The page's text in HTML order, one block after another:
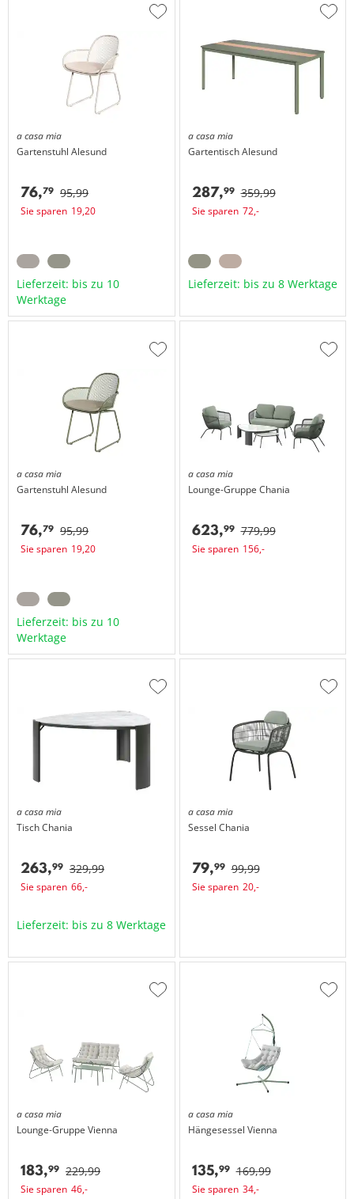
a casa mia
Gartenstuhl Alesund
95,99
76,79
19,20
Sie sparen
Zur
Lieferzeit: bis zu 10
Werktage
a casa mia
GartentischAlesund
359,99
287,99
72,-
Sie sparen
Zur
Lieferzeit: bis zu 8 Werktage
a casa mia
Gartenstuhl Alesund
95,99
76,79
19,20
Sie sparen
Zur
Lieferzeit: bis zu 10
Werktage
a casa mia
Lounge-Gruppe Chania
779,99
623,99
156,-
Sie sparen
Zur
a casa mia
TischChania
329,99
263,99
66,-
Sie sparen
Zur
Lieferzeit: bis zu 8 Werktage
a casa mia
Sessel Chania
99,99
79,99
20,-
Sie sparen
Zur
a casa mia
Lounge-Gruppe Vienna
229,99
183,99
46,-
Sie sparen
Zur
a casa mia
Hängesessel Vienna
169,99
135,99
34,-
Sie sparen
Zur